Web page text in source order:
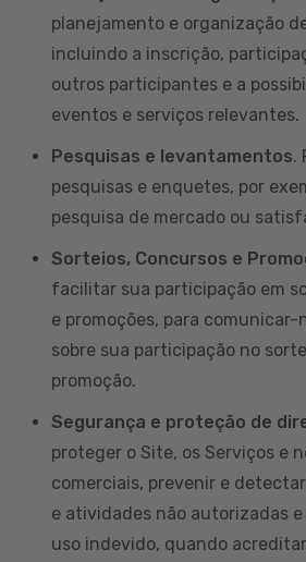
planejamento e organização
incluindo a inscrição,
outros participantes e a
eventos e serviços relevantes.
Pesquisas e levantamentos.
pesquisas e enquetes, por
pesquisa de mercado ou
Sorteios, Concursos e
facilitar sua participação em
e promoções, para comunicar-
sobre sua participação no
promoção.
Segurança e proteção de
proteger o Site, os Serviços e
comerciais, prevenir e
e atividades não autorizadas
uso indevido, quando